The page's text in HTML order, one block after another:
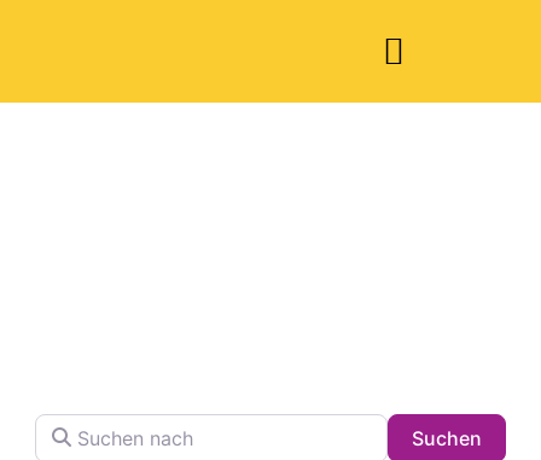
Suchen nach
Suchen